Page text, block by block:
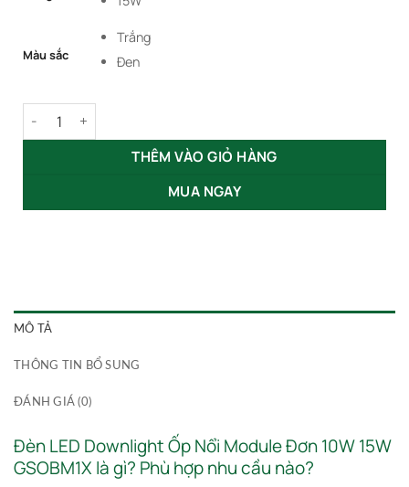
Màu sắc
Trắng
Đen
Đèn Ốp Nổi Module Đơn 10W 15W GSOBM1X số lượng
THÊM VÀO GIỎ HÀNG
MUA NGAY
MÔ TẢ
THÔNG TIN BỔ SUNG
ĐÁNH GIÁ (0)
Đèn LED Downlight Ốp Nổi Module Đơn 10W 15W
GSOBM1X là gì? Phù hợp nhu cầu nào?